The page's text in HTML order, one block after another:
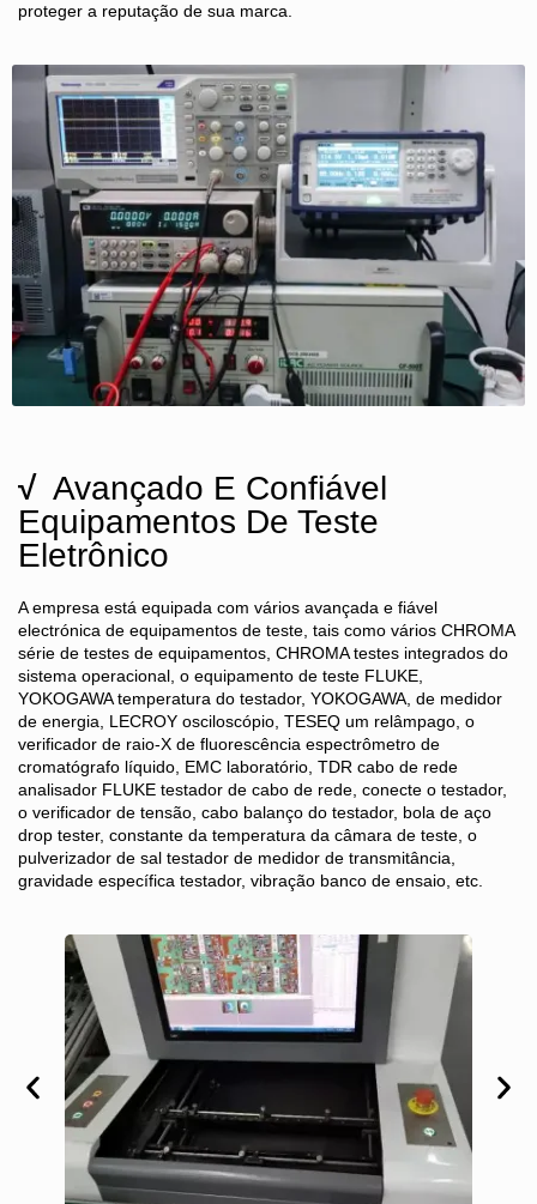
proteger a reputação de sua marca.
√ Avançado E Confiável
Equipamentos De Teste
Eletrônico
A empresa está equipada com vários avançada e fiável
electrónica de equipamentos de teste, tais como vários CHROMA
série de testes de equipamentos, CHROMA testes integrados do
sistema operacional, o equipamento de teste FLUKE,
YOKOGAWA temperatura do testador, YOKOGAWA, de medidor
de energia, LECROY osciloscópio, TESEQ um relâmpago, o
verificador de raio-X de fluorescência espectrômetro de
cromatógrafo líquido, EMC laboratório, TDR cabo de rede
analisador FLUKE testador de cabo de rede, conecte o testador,
o verificador de tensão, cabo balanço do testador, bola de aço
drop tester, constante da temperatura da câmara de teste, o
pulverizador de sal testador de medidor de transmitância,
gravidade específica testador, vibração banco de ensaio, etc.